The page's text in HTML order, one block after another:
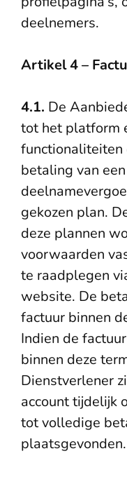
deelnemers.
Artikel 4 –
4.1. De
tot het platform
functionaliteiten
betaling van
gekozen plan.
deze plannen
voorwaarden
te raadplegen
website. De
factuur binnen
Indien de
binnen deze
Dienstverlener
account tijdelijk
tot volledige
plaatsgevonden.